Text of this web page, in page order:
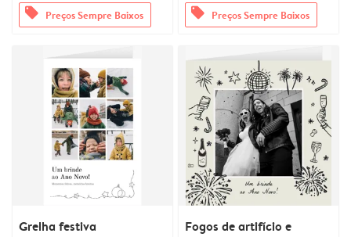
offers Preços Sempre Baixos offers Preços Sempre Baixos
Grelha festiva
Fogos de artifício e